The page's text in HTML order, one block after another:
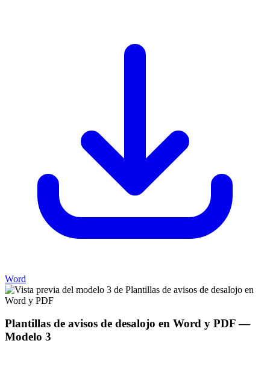
Word
Plantillas de avisos de desalojo en Word y PDF—
Modelo 3